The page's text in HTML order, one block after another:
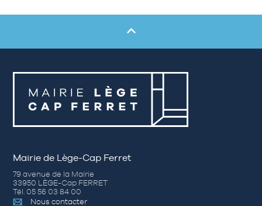
Mairie de Lège-Cap Ferret
79 avenue de la Mairie
33950 LÈGE-Cap FERRET
Tél. 05 56 03 84 00
Nous contacter